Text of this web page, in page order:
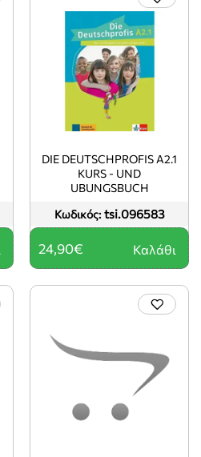
Κωδικός: tsi.096583
DIE DEUTSCHPROFIS A2.1
KURS - UND
UBUNGSBUCH
24,90€ Καλάθι